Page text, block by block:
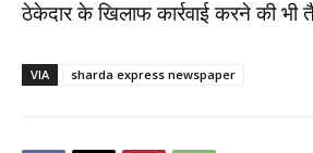
ठेकेदार के खिलाफ कार्रवाई करने की भी
VIA sharda express newspaper